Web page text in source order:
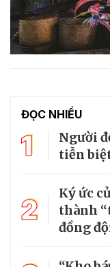
ĐỌC NHIỀU
1
Người
tiễn
2
Ký ức
thành
đồng